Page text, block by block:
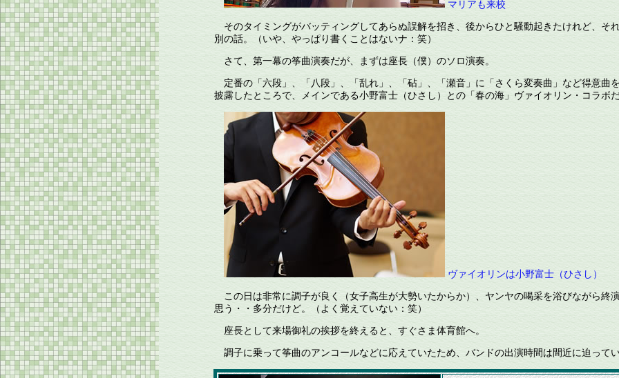
マリアも来校
そのタイミングがバッティングしてあらぬ誤解を招き、後からひと騒動起きたけれど、そ
別の話。（いや、やっぱり書くことはないナ：笑）
さて、第一幕の筝曲演奏だが、まずは座長（僕）のソロ演奏。
定番の「六段」、「八段」、「乱れ」、「砧」、「瀬音」に「さくら変奏曲」など得意曲
披露したところで、メインである小野富士（ひさし）との「春の海」ヴァイオリン・コラボ
ヴァイオリンは小野富士（ひさし）
この日は非常に調子が良く（女子高生が大勢いたからか）、ヤンヤの喝采を浴びながら終
思う・・多分だけど。（よく覚えていない：笑）
座長として来場御礼の挨拶を終えると、すぐさま体育館へ。
調子に乗って筝曲のアンコールなどに応えていたため、バンドの出演時間は間近に迫って